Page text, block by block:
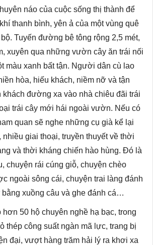
náo của cuộc sống thị thành để
thanh bình, yên ả của một vùng quê
Tuyến đường bê tông rộng 2,5 mét,
xuyên qua những vườn cây ăn trái nối
màu xanh bất tận. Người dân cù lao
hòa, hiếu khách, niềm nỡ và tận
khách đường xa vào nhà chiêu đãi trái
trái cây mới hái ngoài vườn. Nếu có
quan sẽ nghe những cụ già kể lại
nhiều giai thoại, truyền thuyết về thời
và thời kháng chiến hào hùng. Đó là
chuyện rái cúng giỗ, chuyện chèo
ngoài sông cái, chuyện trai làng đánh
bằng xuồng câu và ghe đánh cá…
hơn 50 hộ chuyên nghề hạ bạc, trong
thép công suất ngàn mã lực, trang bị
đại, vượt hàng trăm hải lý ra khơi xa